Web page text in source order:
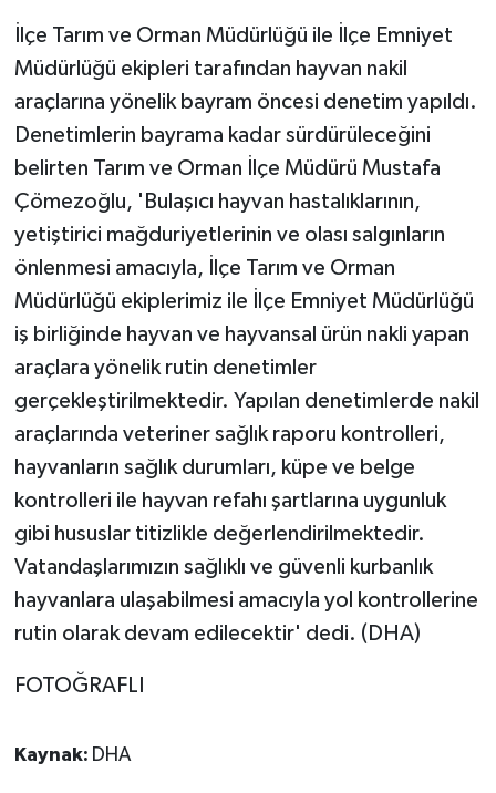
İlçe Tarım ve Orman Müdürlüğü ile İlçe Emniyet
Müdürlüğü ekipleri tarafından hayvan nakil
araçlarına yönelik bayram öncesi denetim yapıldı.
Denetimlerin bayrama kadar sürdürüleceğini
belirten Tarım ve Orman İlçe Müdürü Mustafa
Çömezoğlu, 'Bulaşıcı hayvan hastalıklarının,
yetiştirici mağduriyetlerinin ve olası salgınların
önlenmesi amacıyla, İlçe Tarım ve Orman
Müdürlüğü ekiplerimiz ile İlçe Emniyet Müdürlüğü
iş birliğinde hayvan ve hayvansal ürün nakli yapan
araçlara yönelik rutin denetimler
gerçekleştirilmektedir. Yapılan denetimlerde nakil
araçlarında veteriner sağlık raporu kontrolleri,
hayvanların sağlık durumları, küpe ve belge
kontrolleri ile hayvan refahı şartlarına uygunluk
gibi hususlar titizlikle değerlendirilmektedir.
Vatandaşlarımızın sağlıklı ve güvenli kurbanlık
hayvanlara ulaşabilmesi amacıyla yol kontrollerine
rutin olarak devam edilecektir' dedi. (DHA)
FOTOĞRAFLI
Kaynak: DHA